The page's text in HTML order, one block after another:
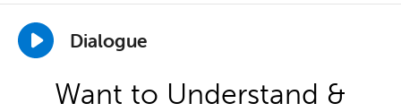
Dialogue
Want to Understand &